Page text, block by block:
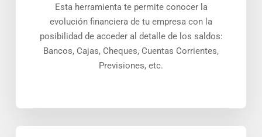
Esta herramienta te permite conocer la
evolución financiera de tu empresa con la
posibilidad de acceder al detalle de los saldos:
Bancos, Cajas, Cheques, Cuentas Corrientes,
Previsiones, etc.